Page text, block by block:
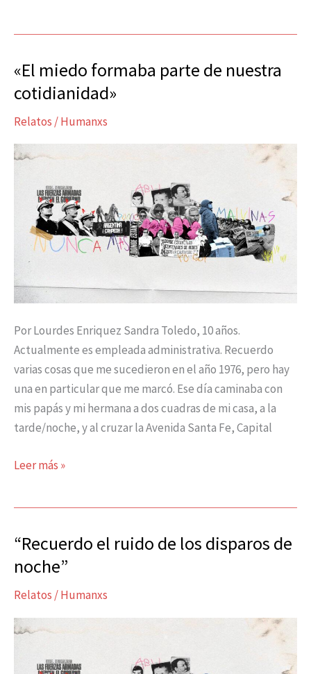
«El miedo formaba parte de nuestra
cotidianidad»
Relatos /Humanxs
Por Lourdes Enriquez Sandra Toledo, 10 años.
Actualmente es empleada administrativa. Recuerdo
varias cosas que me sucedieron en el año 1976, pero hay
una en particular que me marcó. Ese día caminaba con
mis papás y mi hermana a dos cuadras de mi casa, a la
tarde/noche, y al cruzar la Avenida Santa Fe, Capital
«El
miedo
parte
de
nuestra
cotidianidad»
Leer más »
“Recuerdo el ruido de los disparos de
noche”
Relatos/Humanxs
“Recuerdo
el
de
los
disparos